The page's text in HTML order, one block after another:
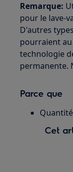
Remarque:
pour le lave-
D'autres
pourraient
technologie
permanente.
Parce que
Cet